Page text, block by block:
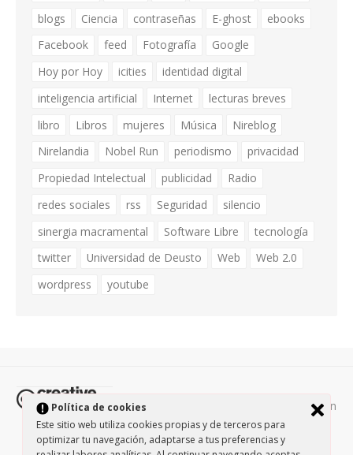
Política de cookies
Este sitio web utiliza cookies propias y de terceros para
optimizar tu navegación, adaptarse a tus preferencias y
blogs
Ciencia contraseñas E-ghost
ebooks
Facebook
feed Fotografía
Google
Hoy por Hoy
icities
identidad digital
inteligencia artificial
Internet
lecturas breves
libro
Libros mujeres Música
Nireblog
Nirelandia
Nobel Run periodismo
privacidad
Propiedad Intelectual
publicidad
Radio
redes sociales
rss Seguridad
silencio
sinergia macramental
Software Libre
tecnología
twitter
Universidad de Deusto Web
Web 2.0
wordpress
youtube
Todos los contenidos de esta página están
protegidos por la licencia Creative Commons Attribution-
NonCommercial-ShareAlike 3.0. / Política de privacidad